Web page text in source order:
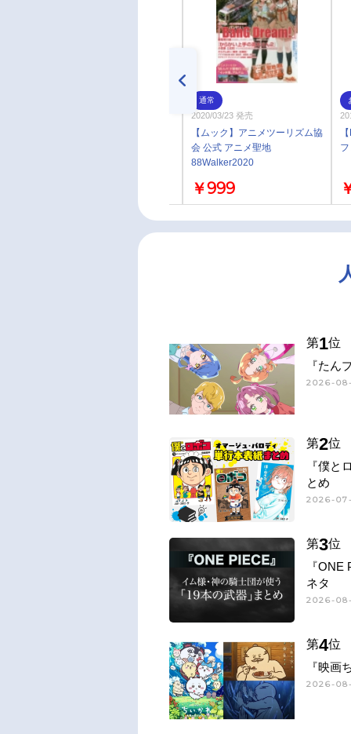
通常
2020/03/23 発売
【ムック】アニメツーリズム協
会 公式 アニメ聖地
88Walker2020
￥999
第1位
『たん
2026-
第2位
『僕と
とめ
2026-
第3位
『
ネタ
2026-
第4位
『映画
2026-